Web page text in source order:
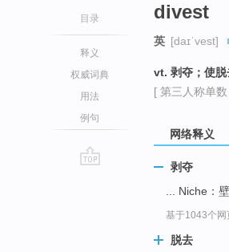
目录
释义
权威词典
用法
例句
divest
英 [daɪˈvest]
vt. 剥夺；使
[ 第三人称单
网络释义
剥夺
... Niche：
基于1043个网
脱去